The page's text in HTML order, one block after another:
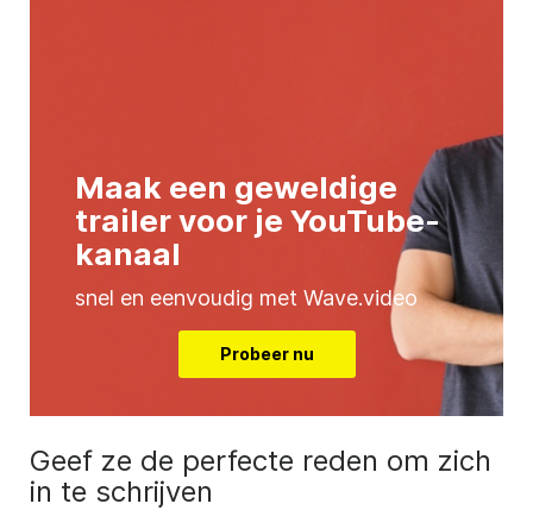
Maak een geweldige
trailer voor je YouTube-
kanaal
snel en eenvoudig met Wave.video
Probeer nu
Geef ze de perfecte reden om zich
in te schrijven